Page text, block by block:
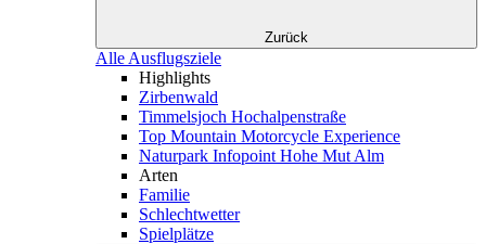
Zurück
Alle Ausflugsziele
Highlights
Zirbenwald
Timmelsjoch Hochalpenstraße
Top Mountain Motorcycle Experience
Naturpark Infopoint Hohe Mut Alm
Arten
Familie
Schlechtwetter
Spielplätze